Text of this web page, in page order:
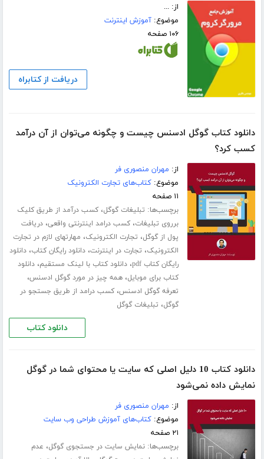
از: ...
موضوع:آموزش اینترنت
۱۰۶ صفحه
دریافت از کتابراه
دانلود کتاب گوگل ادسنس چیست و چگونه می‌توان از آن درآمد
کسب کرد؟
از: مهران منصوری فر
موضوع:کتاب‌های تجارت الکترونیک
۱۱ صفحه
برچسب‌ها: تبلیغات گوگل،کسب درآمد از طریق کلیک
برروی تبلیغات،کسب درامد اینترنتی واقعی،دریافت
پول از گوگل، تجارت الکترونیک، مهارتهای لازم در تجارت
الکترونیک، تجارت در اینترنت،دانلود رایگان کتاب،دانلود
رایگان کتاب pdf
،دانلود کتاب با لینک مستقیم،دانلود
کتاب برای موبایل،همه چیز در مورد گوگل ادسنس،
تعرفه گوگل ادسنس،کسب درامد از طریق جستجو در
گوگل، تبلیغات گوگل
دانلود کتاب
دانلود کتاب 10 دلیل اصلی که سایت یا محتوای شما در گوگل
نمایش داده نمی‌شود
از: مهران منصوری فر
موضوع:کتاب‌های آموزش طراحی وب سایت
۲۱ صفحه
برچسب‌ها:نمایش سایت در جستجوی گوگل، عدم